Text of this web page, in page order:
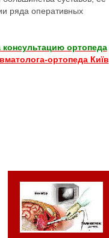
ряда оперативных
консультацию ортопеда
ортопеда Київ